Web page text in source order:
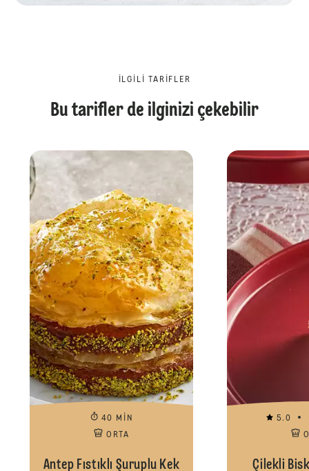
İLGILI TARIFLER
Bu tarifler de ilginizi çekebilir
40 MIN
ORTA
Antep Fıstıklı Şuruplu Kek
5.0
Çilekli